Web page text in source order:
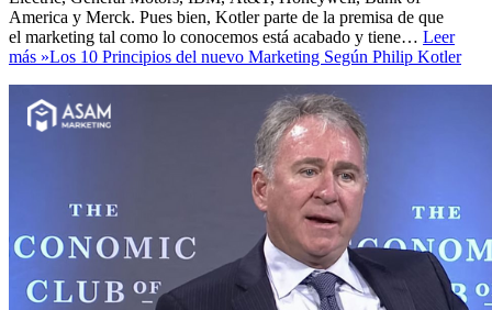
America y Merck. Pues bien, Kotler parte de la premisa de que
el marketing tal como lo conocemos está acabado y tiene… Leer
más »Los 10 Principios del nuevo Marketing Según Philip Kotler